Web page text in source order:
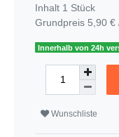
Inhalt 1 Stück
Grundpreis 5,90 €
Innerhalb von 24h
Wunschliste